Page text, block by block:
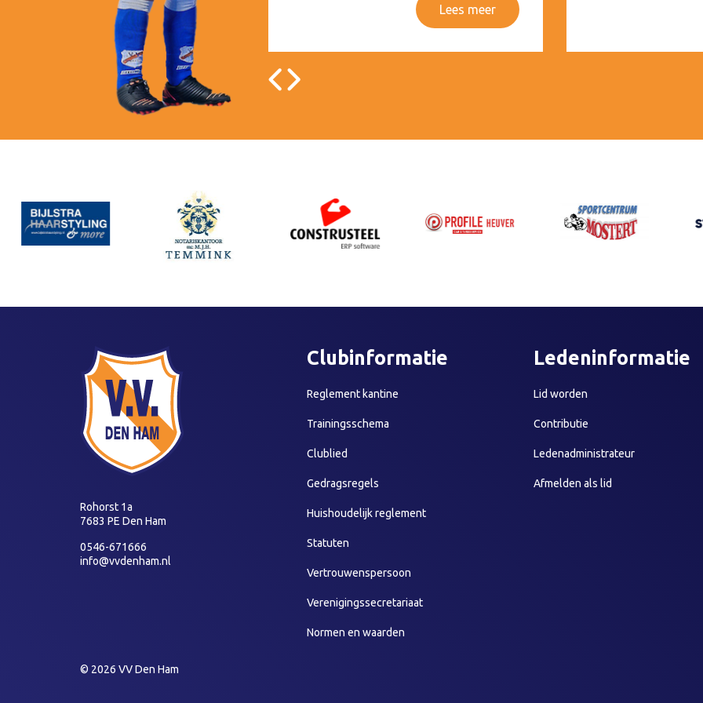
Lees meer
Rohorst 1a
7683 PE Den Ham
0546-671666
info@vvdenham.nl
Clubinformatie
Reglement kantine
Trainingsschema
Clublied
Gedragsregels
Huishoudelijk reglement
Statuten
Vertrouwenspersoon
Verenigingssecretariaat
Normen en waarden
Ledeninformatie
Lid worden
Contributie
Ledenadministrateur
Afmelden als lid
© 2026 VV Den Ham